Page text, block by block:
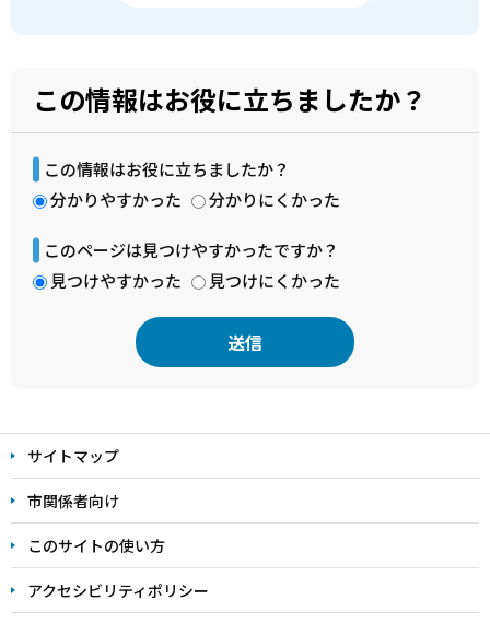
この情報はお役に立ちましたか？
この情報はお役に立ちましたか？
分かりやすかった
分かりにくかった
このページは見つけやすかったですか？
見つけやすかった
見つけにくかった
文
こ
こ
ま
で
サイトマップ
市関係者向け
このサイトの使い方
アクセシビリティポリシー